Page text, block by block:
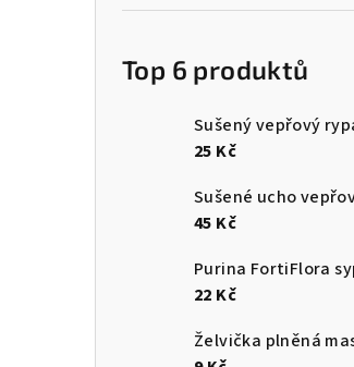
Top 6 produktů
Sušený vepřový
25 Kč
Sušené ucho
45 Kč
Purina FortiFlora
22 Kč
Želvička plněná